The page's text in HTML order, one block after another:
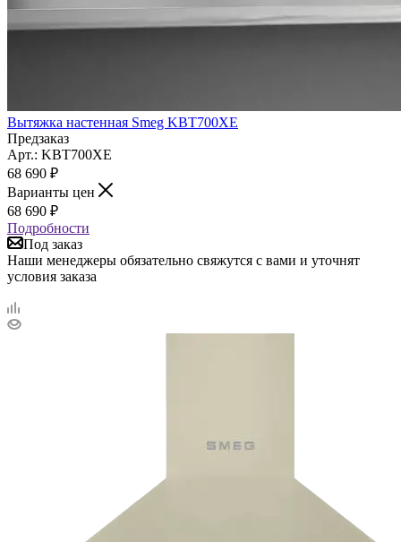
Вытяжка настенная Smeg KBT700XE
Предзаказ
Арт.: KBT700XE
68 690 ₽
Варианты цен
68 690 ₽
Подробности
Под заказ
Наши менеджеры обязательно свяжутся с вами и уточнят
условия заказа